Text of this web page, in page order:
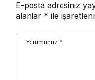
E-posta adresiniz
alanlar * ile
Yorumunuz *